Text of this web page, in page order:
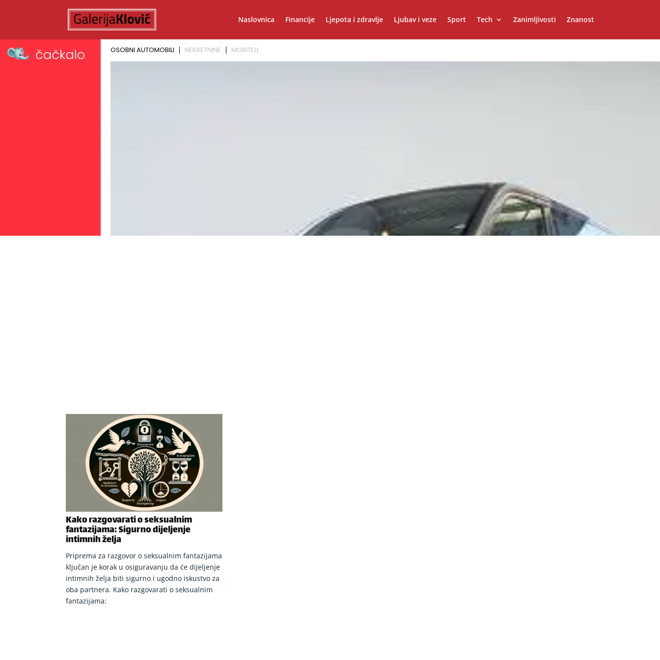
Naslovnica Financije Ljepota i zdravlje Ljubav i veze Sport Tech Zanimljivosti Znanost
Kako razgovarati o seksualnim
fantazijama: Sigurno dijeljenje
intimnih želja
Priprema za razgovor o seksualnim fantazijama
ključan je korak u osiguravanju da će dijeljenje
intimnih želja biti sigurno i ugodno iskustvo za
oba partnera. Kako razgovarati o seksualnim
fantazijama: